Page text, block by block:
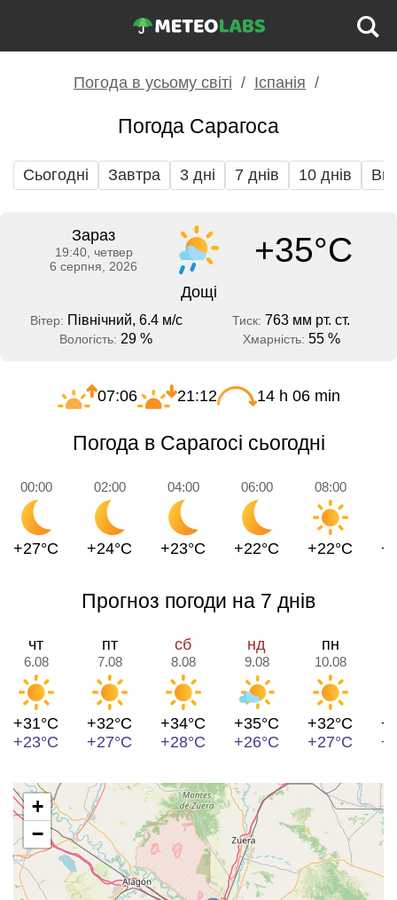
Погода в усьому світі Іспанія
Погода Сарагоса
Сьогодні Завтра 3 дні 7 днів 10 днів
Зараз
19:40, четвер
6 серпня, 2026
+35°C
Дощі
Вітер: Північний, 6.4 м/с Тиск: 763 мм рт. ст.
Вологість: 29 % Хмарність: 55 %
07:06 21:12 14 h 06 min
Погода в Сарагосі сьогодні
00:00
+27°C
02:00
+24°C
04:00
+23°C
06:00
+22°C
08:00
+22°C
Прогноз погоди на 7 днів
чт
6.08
+31°C
+23°C
пт
7.08
+32°C
+27°C
сб
8.08
+34°C
+28°C
нд
9.08
+35°C
+26°C
пн
10.08
+32°C
+27°C
+
−